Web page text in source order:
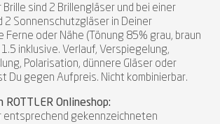
Brille sind 2 Brillengläser und bei einer
2 Sonnenschutzgläser in Deiner
Ferne oder Nähe (Tönung 85% grau, braun
inklusive. Verlauf, Verspiegelung,
Polarisation, dünnere Gläser oder
Du gegen Aufpreis. Nicht kombinierbar.
ROTTLER Onlineshop:
entsprechend gekennzeichneten